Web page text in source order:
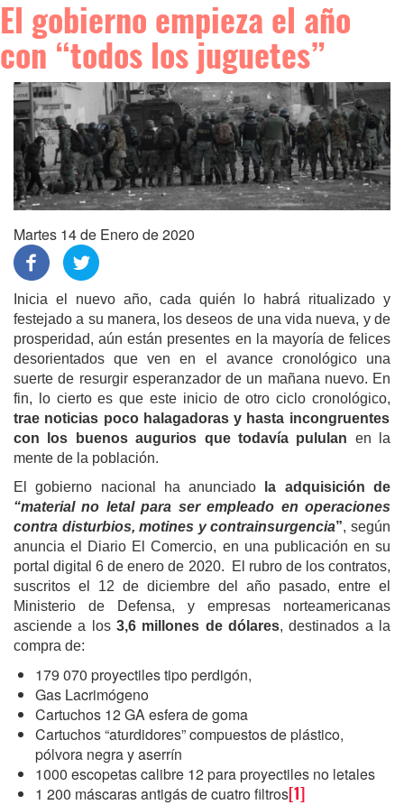
El gobierno empieza el año
con “todos los juguetes”
Martes 14 de Enero de 2020
Inicia el nuevo año, cada quién lo habrá ritualizado y
festejado a su manera, los deseos de una vida nueva, y de
prosperidad, aún están presentes en la mayoría de felices
desorientados que ven en el avance cronológico una
suerte de resurgir esperanzador de un mañana nuevo. En
fin, lo cierto es que este inicio de otro ciclo cronológico,
trae noticias poco halagadoras y hasta incongruentes
con los buenos augurios que todavía pululan en la
mente de la población.
El gobierno nacional ha anunciado
la adquisición de
“material no letal para ser empleado en operaciones
contra disturbios, motines y contrainsurgencia”, según
anuncia el Diario El Comercio, en una publicación en su
portal digital 6 de enero de 2020. El rubro de los contratos,
suscritos el 12 de diciembre del año pasado, entre el
Ministerio de Defensa, y empresas norteamericanas
asciende a los 3,6 millones de dólares, destinados a la
compra de:
179 070 proyectiles tipo perdigón,
Gas Lacrimógeno
Cartuchos 12 GA esfera de goma
Cartuchos “aturdidores” compuestos de plástico,
pólvora negra y aserrín
1000 escopetas calibre 12 para proyectiles no letales
1 200 máscaras antigás de cuatro filtros[1]